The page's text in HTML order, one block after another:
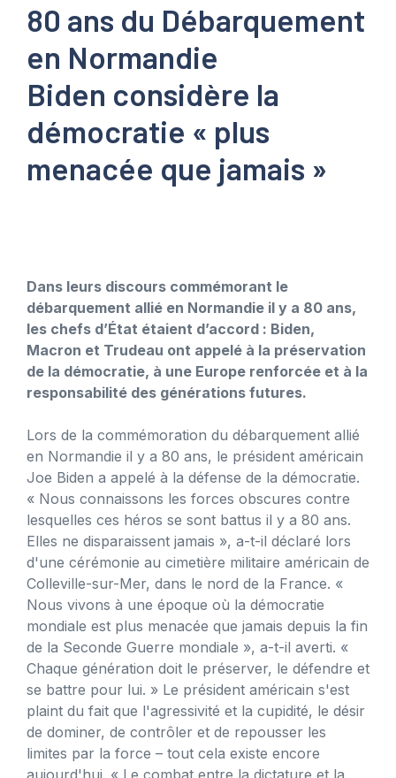
80 ans du Débarquement
en Normandie
Biden considère la
démocratie « plus
menacée que jamais »
Dans leurs discours commémorant le
débarquement allié en Normandie il y a 80 ans,
les chefs d’État étaient d’accord : Biden,
Macron et Trudeau ont appelé à la préservation
de la démocratie, à une Europe renforcée et à la
responsabilité des générations futures.
Lors de la commémoration du débarquement allié
en Normandie il y a 80 ans, le président américain
Joe Biden a appelé à la défense de la démocratie.
« Nous connaissons les forces obscures contre
lesquelles ces héros se sont battus il y a 80 ans.
Elles ne disparaissent jamais », a-t-il déclaré lors
d'une cérémonie au cimetière militaire américain de
Colleville-sur-Mer, dans le nord de la France. «
Nous vivons à une époque où la démocratie
mondiale est plus menacée que jamais depuis la fin
de la Seconde Guerre mondiale », a-t-il averti. «
Chaque génération doit le préserver, le défendre et
se battre pour lui. » Le président américain s'est
plaint du fait que l'agressivité et la cupidité, le désir
de dominer, de contrôler et de repousser les
limites par la force – tout cela existe encore
aujourd'hui. « Le combat entre la dictature et la